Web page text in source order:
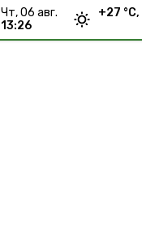
чт, 06 авг.
13:26
+27 °С,